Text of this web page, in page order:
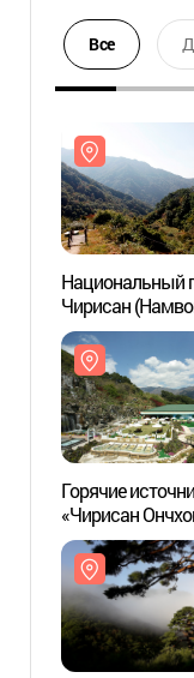
Все
Национальный
Чирисан
(지리산국립공
Горячие
«Чирисан
(지리산온천랜